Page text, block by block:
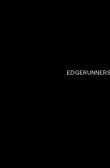
EDGERUNNERS